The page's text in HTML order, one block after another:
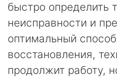
быстро определить
неисправности и
оптимальный
восстановления,
продолжит работу,